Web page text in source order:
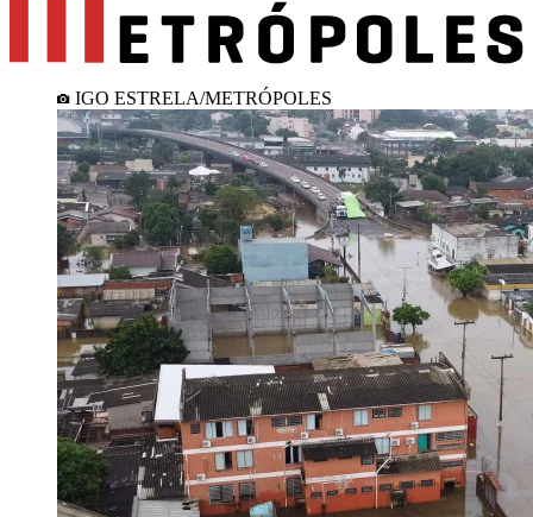
IGO ESTRELA/METRÓPOLES